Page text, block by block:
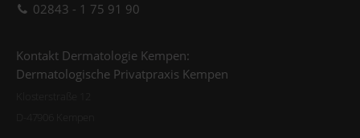
02843 - 1 75 91 90
Kontakt Dermatologie Kempen:
Dermatologische Privatpraxis Kempen